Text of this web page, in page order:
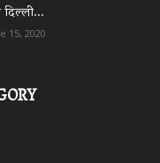
15, 2020